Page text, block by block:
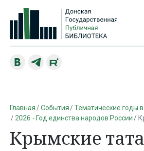
Главная События
Тематические годы
2026 - Год единства народов России
Крымские